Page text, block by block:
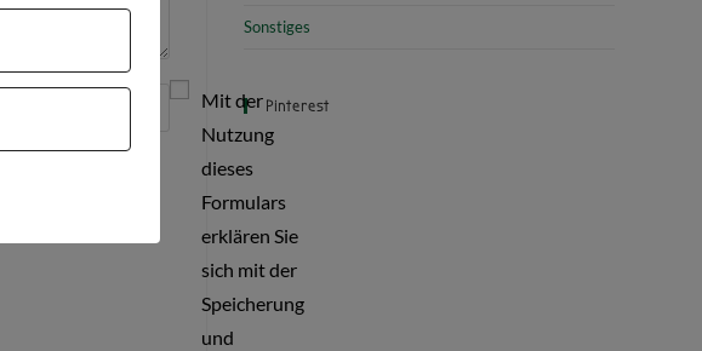
Mit der
Nutzung
dieses
Formulars
erklären Sie
sich mit der
Speicherung
und
Sonstiges
Pinterest